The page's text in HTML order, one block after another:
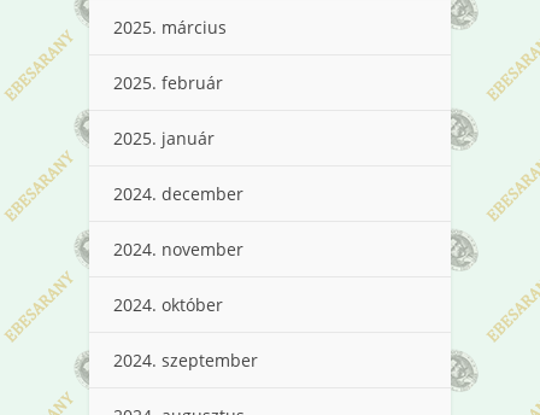
2025. március
2025. február
2025. január
2024. december
2024. november
2024. október
2024. szeptember